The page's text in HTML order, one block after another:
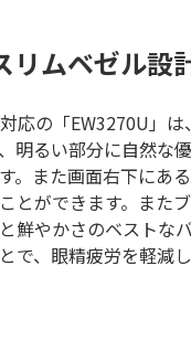
リムベゼル設
応の「EW3270U」
明るい部分に自然な
。また画面右下にあ
とができます。また
鮮やかさのベストな
で、眼精疲労を軽減